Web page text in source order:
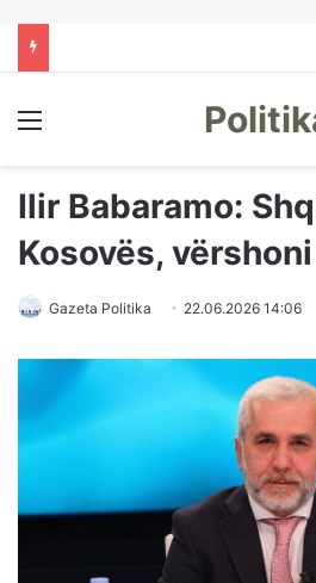
Menu
Ilir Babaramo:
Kosovës,
Gazeta Politika 22.06.2026 14:06